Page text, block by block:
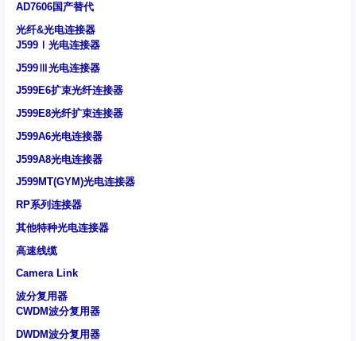
AD7606国产替代
光纤&光电连接器
J599Ⅰ光电连接器
J599Ⅲ光电连接器
J599E6扩束光纤连接器
J599E8光纤扩束连接器
J599A6光电连接器
J599A8光电连接器
J599MT(GYM)光电连接器
RP系列连接器
其他特种光电连接器
高速线缆
Camera Link
波分复用器
CWDM波分复用器
DWDM波分复用器